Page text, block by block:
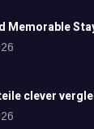
Memorable
clever